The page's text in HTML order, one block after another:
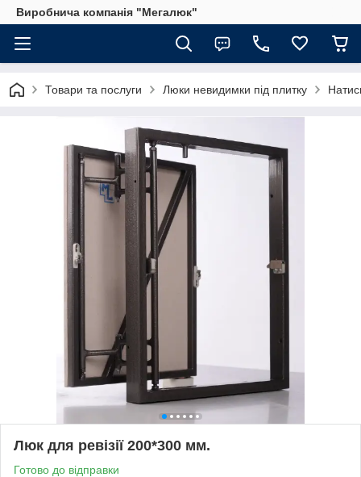
Виробнича компанія "Мегалюк"
Товари та послуги Люки невидимки під плитку
Люк для ревізії 200*300 мм.
Готово до відправки